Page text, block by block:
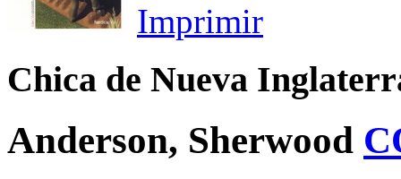
Imprimir
Chica de Nueva
Anderson, Sherwood